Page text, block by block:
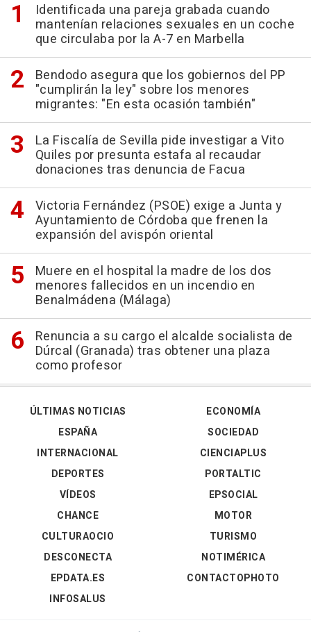
Identificada una pareja grabada cuando
mantenían relaciones sexuales en un coche
que circulaba por la A-7 en Marbella
Bendodo asegura que los gobiernos del PP
"cumplirán la ley" sobre los menores
migrantes: "En esta ocasión también"
La Fiscalía de Sevilla pide investigar a Vito
Quiles por presunta estafa al recaudar
donaciones tras denuncia de Facua
Victoria Fernández (PSOE) exige a Junta y
Ayuntamiento de Córdoba que frenen la
expansión del avispón oriental
Muere en el hospital la madre de los dos
menores fallecidos en un incendio en
Benalmádena (Málaga)
Renuncia a su cargo el alcalde socialista de
Dúrcal (Granada) tras obtener una plaza
como profesor
ÚLTIMAS NOTICIAS
ESPAÑA
INTERNACIONAL
DEPORTES
VÍDEOS
ECONOMÍA
SOCIEDAD
CIENCIAPLUS
PORTALTIC
EPSOCIAL
CHANCE
CULTURAOCIO
DESCONECTA
EPDATA.ES
INFOSALUS
MOTOR
TURISMO
NOTIMÉRICA
CONTACTOPHOTO